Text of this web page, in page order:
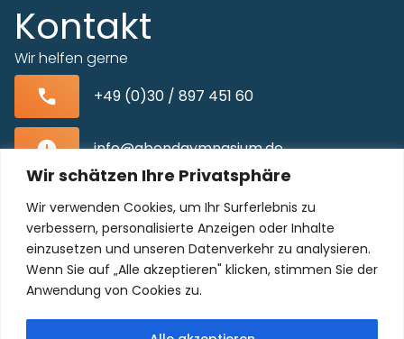
Wir schätzen Ihre Privatsphäre
Wir verwenden Cookies, um Ihr Surferlebnis zu
verbessern, personalisierte Anzeigen oder Inhalte
einzusetzen und unseren Datenverkehr zu analysieren.
Wenn Sie auf „Alle akzeptieren" klicken, stimmen Sie der
Anwendung von Cookies zu.
Kontakt
Wir helfen gerne
+49 (0)30 / 897 451 60
info@abendgymnasium.de
Blissestraße 22, 10713 Berlin-Wilmersdorf
Unser Kollegium freut sich auf Sie!